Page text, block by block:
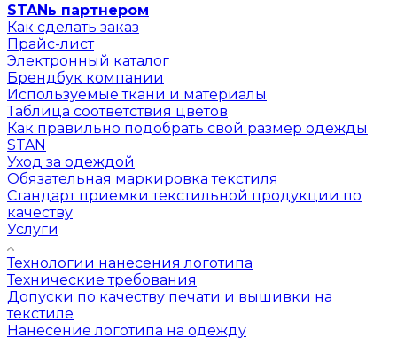
STANь партнером
Как сделать заказ
Прайс-лист
Электронный каталог
Брендбук компании
Используемые ткани и материалы
Таблица соответствия цветов
Как правильно подобрать свой размер одежды
STAN
Уход за одеждой
Обязательная маркировка текстиля
Стандарт приемки текстильной продукции по
качеству
Услуги
Технологии нанесения логотипа
Технические требования
Допуски по качеству печати и вышивки на
текстиле
Нанесение логотипа на одежду